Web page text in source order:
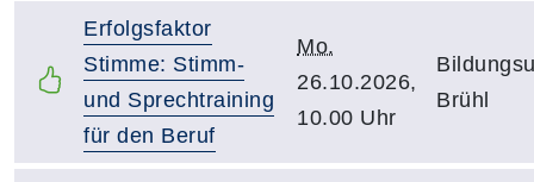
Erfolgsfaktor
Stimme: Stimm-
und Sprechtraining
für den Beruf
Mo.
26.10.2026,
10.00 Uhr
Brühl